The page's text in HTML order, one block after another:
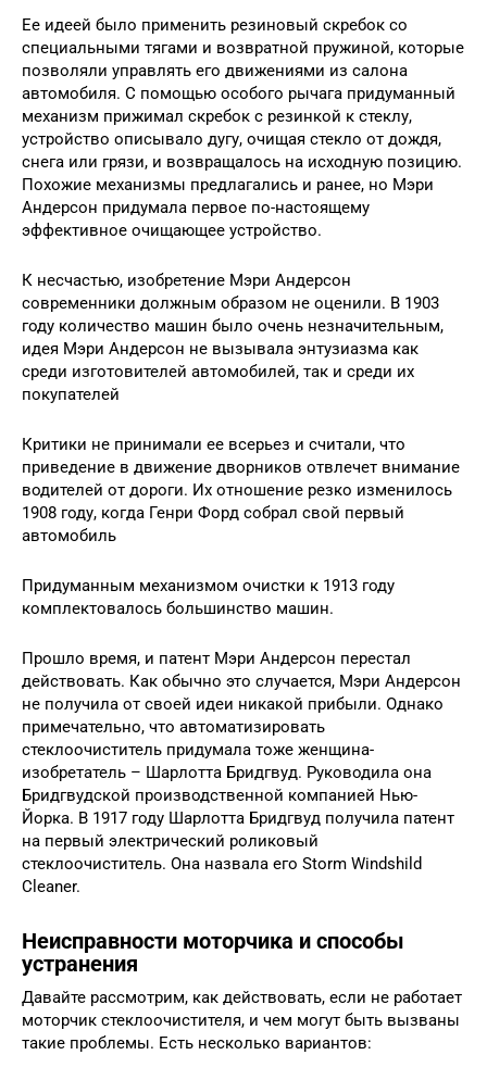
Ее идеей было применить резиновый скребок со
специальными тягами и возвратной пружиной, которые
позволяли управлять его движениями из салона
автомобиля. С помощью особого рычага придуманный
механизм прижимал скребок с резинкой к стеклу,
устройство описывало дугу, очищая стекло от дождя,
снега или грязи, и возвращалось на исходную позицию.
Похожие механизмы предлагались и ранее, но Мэри
Андерсон придумала первое по-настоящему
эффективное очищающее устройство.
К несчастью, изобретение Мэри Андерсон
современники должным образом не оценили. В 1903
году количество машин было очень незначительным,
идея Мэри Андерсон не вызывала энтузиазма как
среди изготовителей автомобилей, так и среди их
покупателей
Критики не принимали ее всерьез и считали, что
приведение в движение дворников отвлечет внимание
водителей от дороги. Их отношение резко изменилось
1908 году, когда Генри Форд собрал свой первый
автомобиль
Придуманным механизмом очистки к 1913 году
комплектовалось большинство машин.
Прошло время, и патент Мэри Андерсон перестал
действовать. Как обычно это случается, Мэри Андерсон
не получила от своей идеи никакой прибыли. Однако
примечательно, что автоматизировать
стеклоочиститель придумала тоже женщина-
изобретатель – Шарлотта Бридгвуд. Руководила она
Бридгвудской производственной компанией Нью-
Йорка. В 1917 году Шарлотта Бридгвуд получила патент
на первый электрический роликовый
стеклоочиститель. Она назвала его Storm Windshild
Cleaner.
Неисправности моторчика и способы
устранения
Давайте рассмотрим, как действовать, если не работает
моторчик стеклоочистителя, и чем могут быть вызваны
такие проблемы. Есть несколько вариантов: